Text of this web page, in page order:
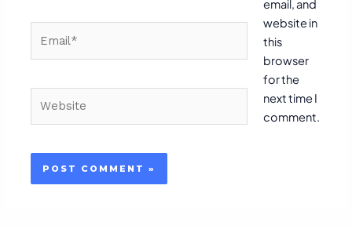
email, and
website in
this
browser
for the
next time I
comment.